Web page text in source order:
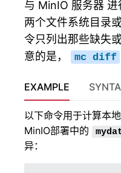
与 MinIO 服务器
两个文件系统目录
令只列出那些缺失
意的是，
mc diff
EXAMPLE
以下命令用于计算本
MinIO部署中的
异：